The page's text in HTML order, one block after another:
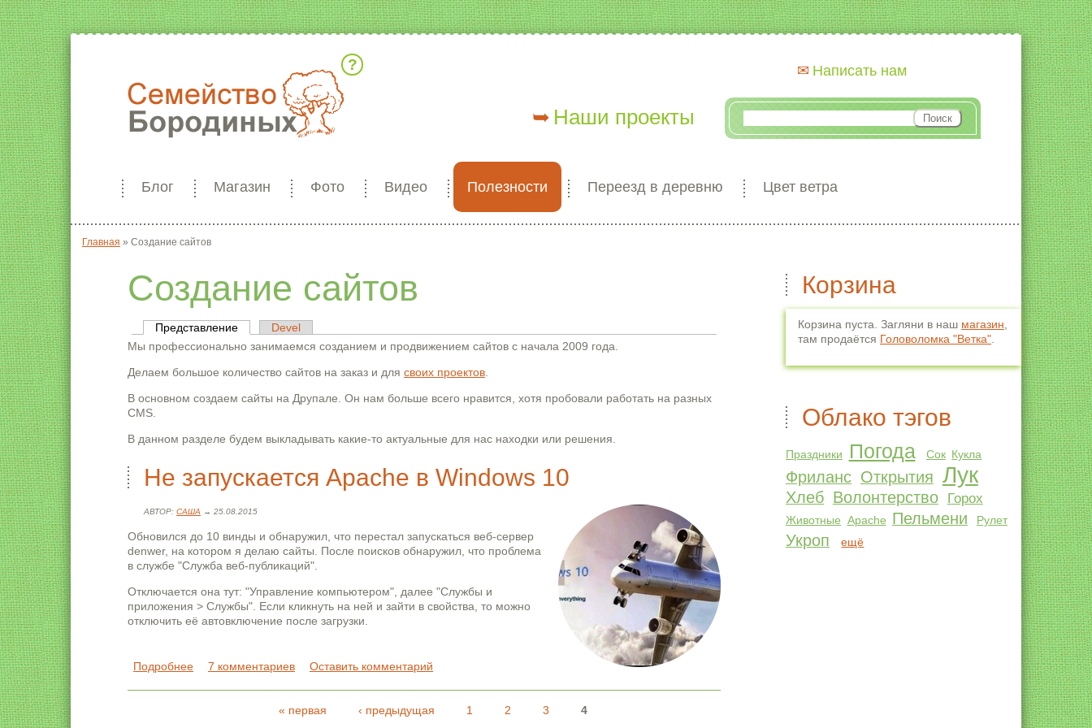
Блог Магазин Фото Видео Полезности Переезд в деревню Цвет ветра
Наши проекты
Написать нам
Вы здесь
Главная » Создание сайтов
Создание сайтов
Главные вкладки
Представление (активная вкладка)
Devel
Мы профессионально занимаемся созданием и продвижением сайтов с начала 2009 года.
Делаем большое количество сайтов на заказ и для своих проектов
В основном создаем сайты на Друпале. Он нам больше всего нравится, хотя пробовали работать на разных
CMS.
В данном разделе будем выкладывать какие-то актуальные для нас находки или решения.
Не запускается Apache в Windows 10
АВТОР: САША → 25.08.2015
Обновился до 10 винды и обнаружил, что перестал запускаться веб-сервер
denwer, на котором я делаю сайты. После поисков обнаружил, что проблема
в службе "Служба веб-публикаций".
Отключается она тут: "Управление компьютером", далее "Службы и
приложения > Службы". Если кликнуть на ней и зайти в свойства, то можно
отключить её автовключение после загрузки.
Подробнее о Не запускается Apache в Windows 10
7 комментариев Оставить комментарий
« первая ‹ предыдущая 1 2 3 4
Корзина
Корзина пуста. Загляни в наш магазин
там продаётся Головоломка "Ветка"
Облако тэгов
Праздники Погода Сок Кукла
Фриланс Открытия Лук
Хлеб Волонтерство Горох
Животные Apache Пельмени Рулет
Укроп ещё